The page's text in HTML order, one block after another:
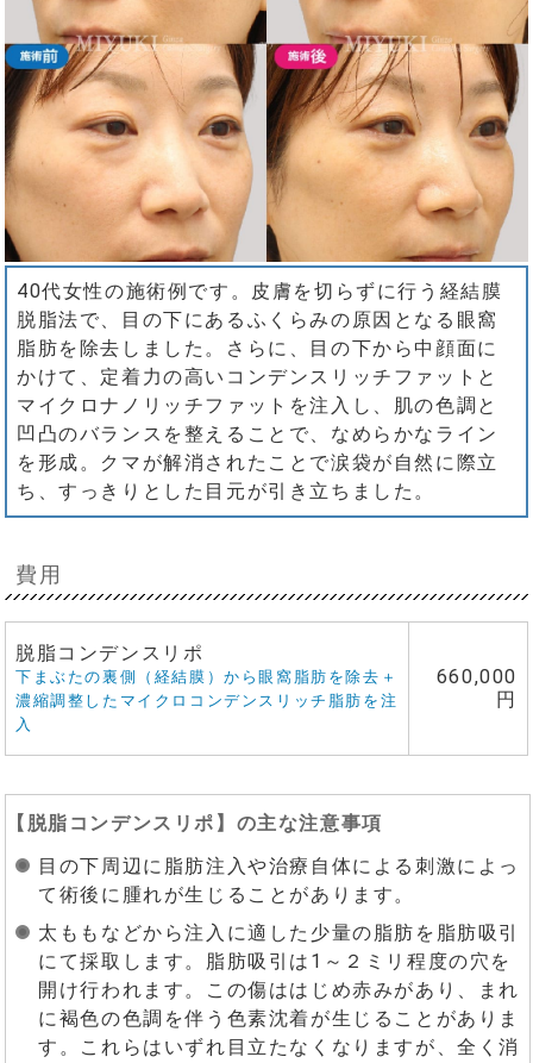
40代女性の施術例です。皮膚を切らずに行う経結膜
脱脂法で、目の下にあるふくらみの原因となる眼窩
脂肪を除去しました。さらに、目の下から中顔面に
かけて、定着力の高いコンデンスリッチファットと
マイクロナノリッチファットを注入し、肌の色調と
凹凸のバランスを整えることで、なめらかなライン
を形成。クマが解消されたことで涙袋が自然に際立
ち、すっきりとした目元が引き立ちました。
費用
脱脂コンデンスリポ
下まぶたの裏側（経結膜）から眼窩脂肪を除去＋
濃縮調整したマイクロコンデンスリッチ脂肪を注
入
660,000
円
【 脱脂コンデンスリポ 】の主な注意事項
目の下周辺に脂肪注入や治療自体による刺激によっ
て術後に腫れが生じることがあります。
太ももなどから注入に適した少量の脂肪を脂肪吸引
にて採取します。脂肪吸引は1～２ミリ程度の穴を
開け行われます。この傷ははじめ赤みがあり、まれ
に褐色の色調を伴う色素沈着が生じることがありま
す。これらはいずれ目立たなくなりますが、全く消